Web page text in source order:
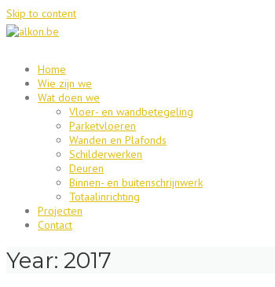
Skip to content
Home
Wie zijn we
Wat doen we
Vloer- en wandbetegeling
Parketvloeren
Wanden en Plafonds
Schilderwerken
Deuren
Binnen- en buitenschrijnwerk
Totaalinrichting
Projecten
Contact
Year: 2017